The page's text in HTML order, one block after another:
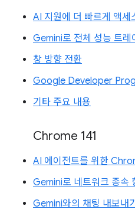
AI 지원에 더 빠르게 액세
Gemini로 전체 성능 트레
창 방향 전환
Google Developer
기타 주요 내용
Chrome 141
AI 에이전트를 위한
Gemini로 네트워크 종속
Gemini와의 채팅 내보내기